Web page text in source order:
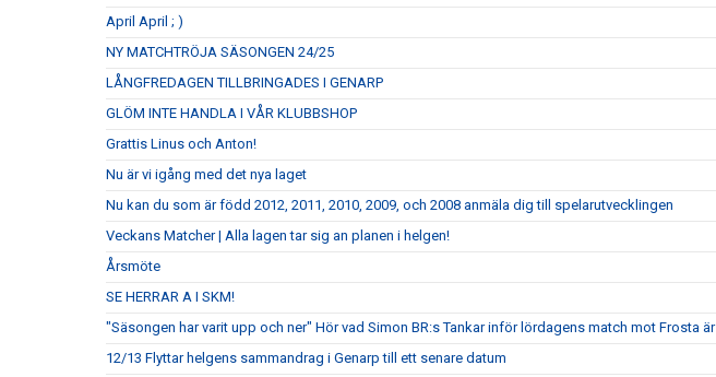
April April ; )
NY MATCHTRÖJA SÄSONGEN 24/25
LÅNGFREDAGEN TILLBRINGADES I GENARP
GLÖM INTE HANDLA I VÅR KLUBBSHOP
Grattis Linus och Anton!
Nu är vi igång med det nya laget
Nu kan du som är född 2012, 2011, 2010, 2009, och 2008 anmäla dig till spelarutvecklingen
Veckans Matcher | Alla lagen tar sig an planen i helgen!
Årsmöte
SE HERRAR A I SKM!
"Säsongen har varit upp och ner" Hör vad Simon BR:s Tankar inför lördagens match mot Frosta är
12/13 Flyttar helgens sammandrag i Genarp till ett senare datum